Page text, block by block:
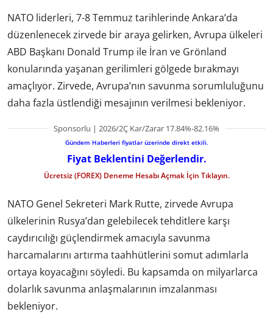
NATO liderleri, 7-8 Temmuz tarihlerinde Ankara’da
düzenlenecek zirvede bir araya gelirken, Avrupa ülkeleri
ABD Başkanı Donald Trump ile İran ve Grönland
konularında yaşanan gerilimleri gölgede bırakmayı
amaçlıyor. Zirvede, Avrupa’nın savunma sorumluluğunu
daha fazla üstlendiği mesajının verilmesi bekleniyor.
Sponsorlu | 2026/2Ç Kar/Zarar 17.84%-82.16%
Gündem Haberleri fiyatlar üzerinde direkt etkili.
Fiyat Beklentini Değerlendir.
Ücretsiz (FOREX) Deneme Hesabı Açmak İçin Tıklayın.
NATO Genel Sekreteri Mark Rutte, zirvede Avrupa
ülkelerinin Rusya’dan gelebilecek tehditlere karşı
caydırıcılığı güçlendirmek amacıyla savunma
harcamalarını artırma taahhütlerini somut adımlarla
ortaya koyacağını söyledi. Bu kapsamda on milyarlarca
dolarlık savunma anlaşmalarının imzalanması
bekleniyor.